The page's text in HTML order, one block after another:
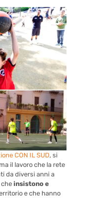
CON IL SUD, si
il lavoro che la rete
da diversi anni a
che insistono e
e che hanno